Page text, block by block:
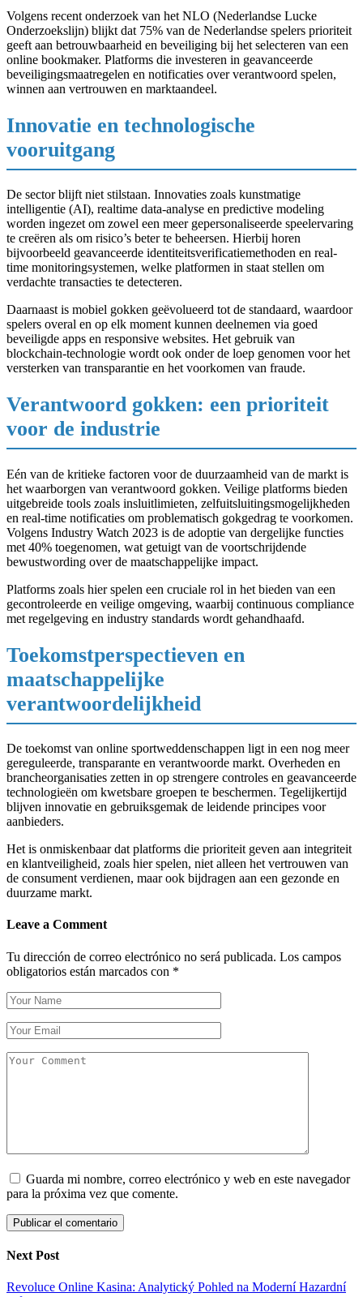
Volgens recent onderzoek van het NLO (Nederlandse Lucke
Onderzoekslijn) blijkt dat 75% van de Nederlandse spelers prioriteit
geeft aan betrouwbaarheid en beveiliging bij het selecteren van een
online bookmaker. Platforms die investeren in geavanceerde
beveiligingsmaatregelen en notificaties over verantwoord spelen,
winnen aan vertrouwen en marktaandeel.
Innovatie en technologische
vooruitgang
De sector blijft niet stilstaan. Innovaties zoals kunstmatige
intelligentie (AI), realtime data-analyse en predictive modeling
worden ingezet om zowel een meer gepersonaliseerde speelervaring
te creëren als om risico’s beter te beheersen. Hierbij horen
bijvoorbeeld geavanceerde identiteitsverificatiemethoden en real-
time monitoringsystemen, welke platformen in staat stellen om
verdachte transacties te detecteren.
Daarnaast is mobiel gokken geëvolueerd tot de standaard, waardoor
spelers overal en op elk moment kunnen deelnemen via goed
beveiligde apps en responsive websites. Het gebruik van
blockchain-technologie wordt ook onder de loep genomen voor het
versterken van transparantie en het voorkomen van fraude.
Verantwoord gokken: een prioriteit
voor de industrie
Eén van de kritieke factoren voor de duurzaamheid van de markt is
het waarborgen van verantwoord gokken. Veilige platforms bieden
uitgebreide tools zoals insluitlimieten, zelfuitsluitingsmogelijkheden
en real-time notificaties om problematisch gokgedrag te voorkomen.
Volgens Industry Watch 2023 is de adoptie van dergelijke functies
met 40% toegenomen, wat getuigt van de voortschrijdende
bewustwording over de maatschappelijke impact.
Platforms zoals hier spelen een cruciale rol in het bieden van een
gecontroleerde en veilige omgeving, waarbij continuous compliance
met regelgeving en industry standards wordt gehandhaafd.
Toekomstperspectieven en
maatschappelijke
verantwoordelijkheid
De toekomst van online sportweddenschappen ligt in een nog meer
gereguleerde, transparante en verantwoorde markt. Overheden en
brancheorganisaties zetten in op strengere controles en geavanceerde
technologieën om kwetsbare groepen te beschermen. Tegelijkertijd
blijven innovatie en gebruiksgemak de leidende principes voor
aanbieders.
Het is onmiskenbaar dat platforms die prioriteit geven aan integriteit
en klantveiligheid, zoals hier spelen, niet alleen het vertrouwen van
de consument verdienen, maar ook bijdragen aan een gezonde en
duurzame markt.
Leave a Comment
Tu dirección de correo electrónico no será publicada. Los campos
obligatorios están marcados con *
Guarda mi nombre, correo electrónico y web en este navegador
para la próxima vez que comente.
Next Post
Revoluce Online Kasina: Analytický Pohled na Moderní Hazardní